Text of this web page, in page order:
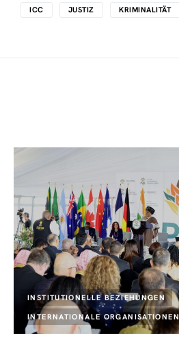
ICC JUSTIZ KRIMINALITÄT
INSTITUTIONELLE BEZIEHUNGEN
INTERNATIONALE ORGANISATIONEN